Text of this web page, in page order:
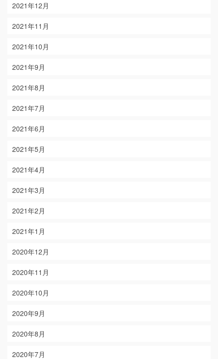
2021年12月
2021年11月
2021年10月
2021年9月
2021年8月
2021年7月
2021年6月
2021年5月
2021年4月
2021年3月
2021年2月
2021年1月
2020年12月
2020年11月
2020年10月
2020年9月
2020年8月
2020年7月